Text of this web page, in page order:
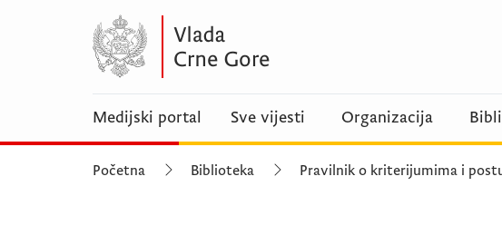
Medijski portal Sve vijesti Organizacija
Početna Biblioteka Pravilnik o kriterijumima i